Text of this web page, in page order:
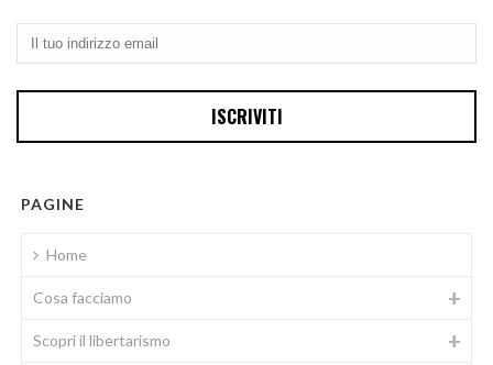
PAGINE
Home
Cosa facciamo
Scopri il libertarismo